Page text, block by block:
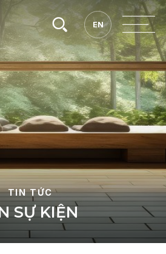
EN
EN
TIN TỨC
SỰ KIỆN
Tìm